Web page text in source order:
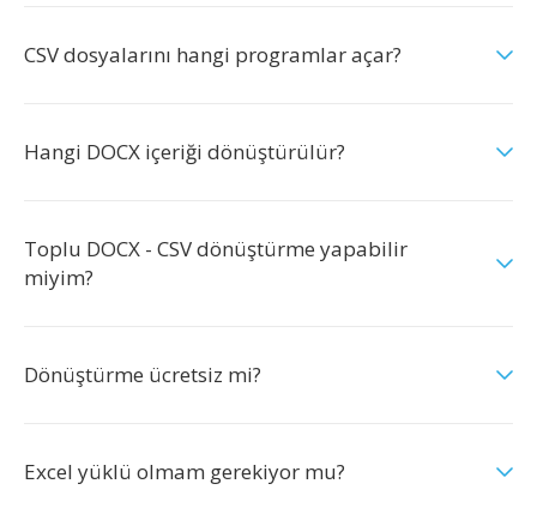
CSV dosyalarını hangi programlar açar?
Hangi DOCX içeriği dönüştürülür?
Toplu DOCX - CSV dönüştürme yapabilir
miyim?
Dönüştürme ücretsiz mi?
Excel yüklü olmam gerekiyor mu?